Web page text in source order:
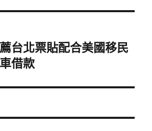
台北票貼配合美國移民
借款